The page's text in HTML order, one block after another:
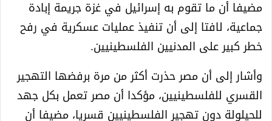
مضيفا أن ما تقوم به إسرائيل في غزة جريمة إبادة
جماعية، لافتا إلى أن تنفيذ عمليات عسكرية في رفح
خطر كبير على المدنيين الفلسطينيين.
وأشار إلى أن مصر حذرت أكثر من مرة برفضها التهجير
القسري للفلسطينيين، مؤكدا أن مصر تعمل بكل جهد
للحيلولة دون تهجير الفلسطينيين قسريا، مضيفا أن